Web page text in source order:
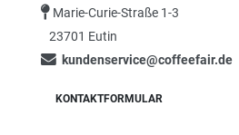
Marie-Curie-Straße 1-3
23701 Eutin
kundenservice@coffeefair.de
KONTAKTFORMULAR